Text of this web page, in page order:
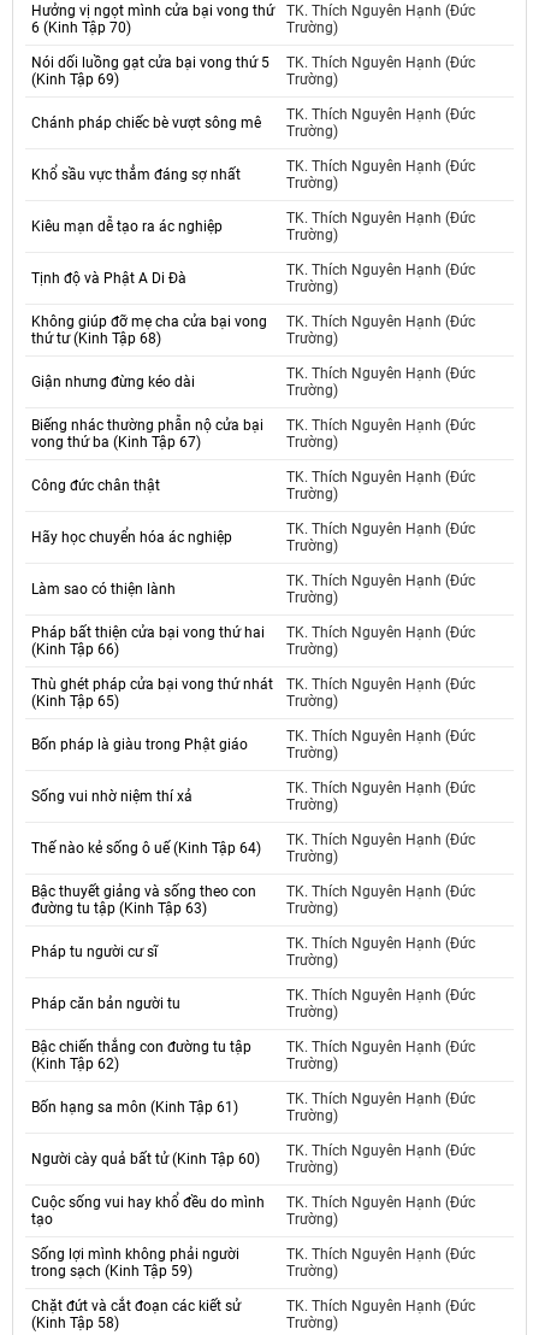
Hưởng vị ngọt mình cửa bại vong thứ
6 (Kinh Tập 70)
TK. Thích Nguyên Hạnh (Đức
Trường)
Nói dối luồng gạt cửa bại vong thứ 5
(Kinh Tập 69)
TK. Thích Nguyên Hạnh (Đức
Trường)
Chánh pháp chiếc bè vượt sông mê
TK. Thích Nguyên Hạnh (Đức
Trường)
Khổ sầu vực thẳm đáng sợ nhất
TK. Thích Nguyên Hạnh (Đức
Trường)
Kiêu mạn dễ tạo ra ác nghiệp
TK. Thích Nguyên Hạnh (Đức
Trường)
Tịnh độ và Phật A Di Đà
TK. Thích Nguyên Hạnh (Đức
Trường)
Không giúp đỡ mẹ cha cửa bại vong
thứ tư (Kinh Tập 68)
TK. Thích Nguyên Hạnh (Đức
Trường)
Giận nhưng đừng kéo dài
TK. Thích Nguyên Hạnh (Đức
Trường)
Biếng nhác thường phẫn nộ cửa bại
vong thứ ba (Kinh Tập 67)
TK. Thích Nguyên Hạnh (Đức
Trường)
Công đức chân thật
TK. Thích Nguyên Hạnh (Đức
Trường)
Hãy học chuyển hóa ác nghiệp
TK. Thích Nguyên Hạnh (Đức
Trường)
Làm sao có thiện lành
TK. Thích Nguyên Hạnh (Đức
Trường)
Pháp bất thiện cửa bại vong thứ hai
(Kinh Tập 66)
TK. Thích Nguyên Hạnh (Đức
Trường)
Thù ghét pháp cửa bại vong thứ nhát
(Kinh Tập 65)
TK. Thích Nguyên Hạnh (Đức
Trường)
Bốn pháp là giàu trong Phật giáo
TK. Thích Nguyên Hạnh (Đức
Trường)
Sống vui nhờ niệm thí xả
TK. Thích Nguyên Hạnh (Đức
Trường)
Thế nào kẻ sống ô uế (Kinh Tập 64)
TK. Thích Nguyên Hạnh (Đức
Trường)
Bậc thuyết giảng và sống theo con
đường tu tập (Kinh Tập 63)
TK. Thích Nguyên Hạnh (Đức
Trường)
Pháp tu người cư sĩ
TK. Thích Nguyên Hạnh (Đức
Trường)
Pháp căn bản người tu
TK. Thích Nguyên Hạnh (Đức
Trường)
Bậc chiến thắng con đường tu tập
(Kinh Tập 62)
TK. Thích Nguyên Hạnh (Đức
Trường)
Bốn hạng sa môn (Kinh Tập 61)
TK. Thích Nguyên Hạnh (Đức
Trường)
Người cày quả bất tử (Kinh Tập 60)
TK. Thích Nguyên Hạnh (Đức
Trường)
Cuộc sống vui hay khổ đều do mình
tạo
TK. Thích Nguyên Hạnh (Đức
Trường)
Sống lợi mình không phải người
trong sạch (Kinh Tập 59)
TK. Thích Nguyên Hạnh (Đức
Trường)
Chặt đứt và cắt đoạn các kiết sử
(Kinh Tập 58)
TK. Thích Nguyên Hạnh (Đức
Trường)